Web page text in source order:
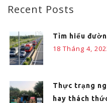
Recent Posts
Tìm hiểu
18 Tháng 4,
Thực trạng
hay thách